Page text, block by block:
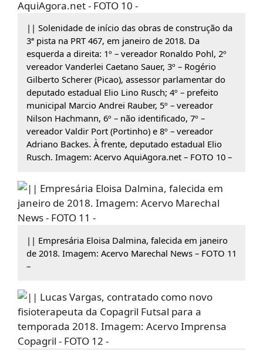
|| Solenidade de início das obras de construção da
3ª pista na PRT 467, em janeiro de 2018. Da
esquerda a direita: 1º – vereador Ronaldo Pohl, 2º
vereador Vanderlei Caetano Sauer, 3º – Rogério
Gilberto Scherer (Picao), assessor parlamentar do
deputado estadual Elio Lino Rusch; 4º – prefeito
municipal Marcio Andrei Rauber, 5º – vereador
Nilson Hachmann, 6º – não identificado, 7º –
vereador Valdir Port (Portinho) e 8º – vereador
Adriano Backes. À frente, deputado estadual Elio
Rusch. Imagem: Acervo AquiAgora.net – FOTO 10 –
|| Empresária Eloisa Dalmina, falecida em janeiro
de 2018. Imagem: Acervo Marechal News – FOTO 11
–